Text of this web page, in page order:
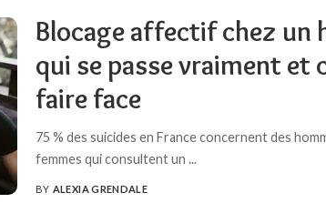
Blocage affectif chez un
qui se passe vraiment et
faire face
75 % des suicides en France concernent des
femmes qui consultent un ...
POSTED
BY ALEXIA GRENDALE